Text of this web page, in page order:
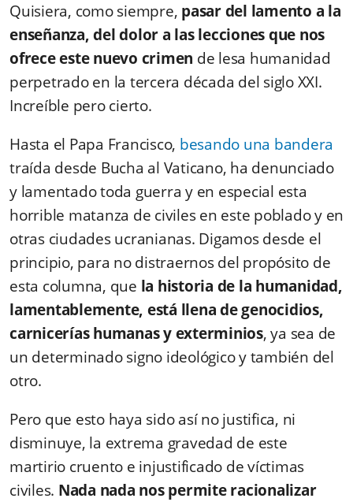
Quisiera, como siempre, pasar del lamento a la
enseñanza, del dolor a las lecciones que nos
ofrece este nuevo crimen de lesa humanidad
perpetrado en la tercera década del siglo XXI.
Increíble pero cierto.
Hasta el Papa Francisco, besando una bandera
traída desde Bucha al Vaticano, ha denunciado
y lamentado toda guerra y en especial esta
horrible matanza de civiles en este poblado y en
otras ciudades ucranianas. Digamos desde el
principio, para no distraernos del propósito de
esta columna, que la historia de la humanidad,
lamentablemente, está llena de genocidios,
carnicerías humanas y exterminios, ya sea de
un determinado signo ideológico y también del
otro.
Pero que esto haya sido así no justifica, ni
disminuye, la extrema gravedad de este
martirio cruento e injustificado de víctimas
civiles. Nada nada nos permite racionalizar